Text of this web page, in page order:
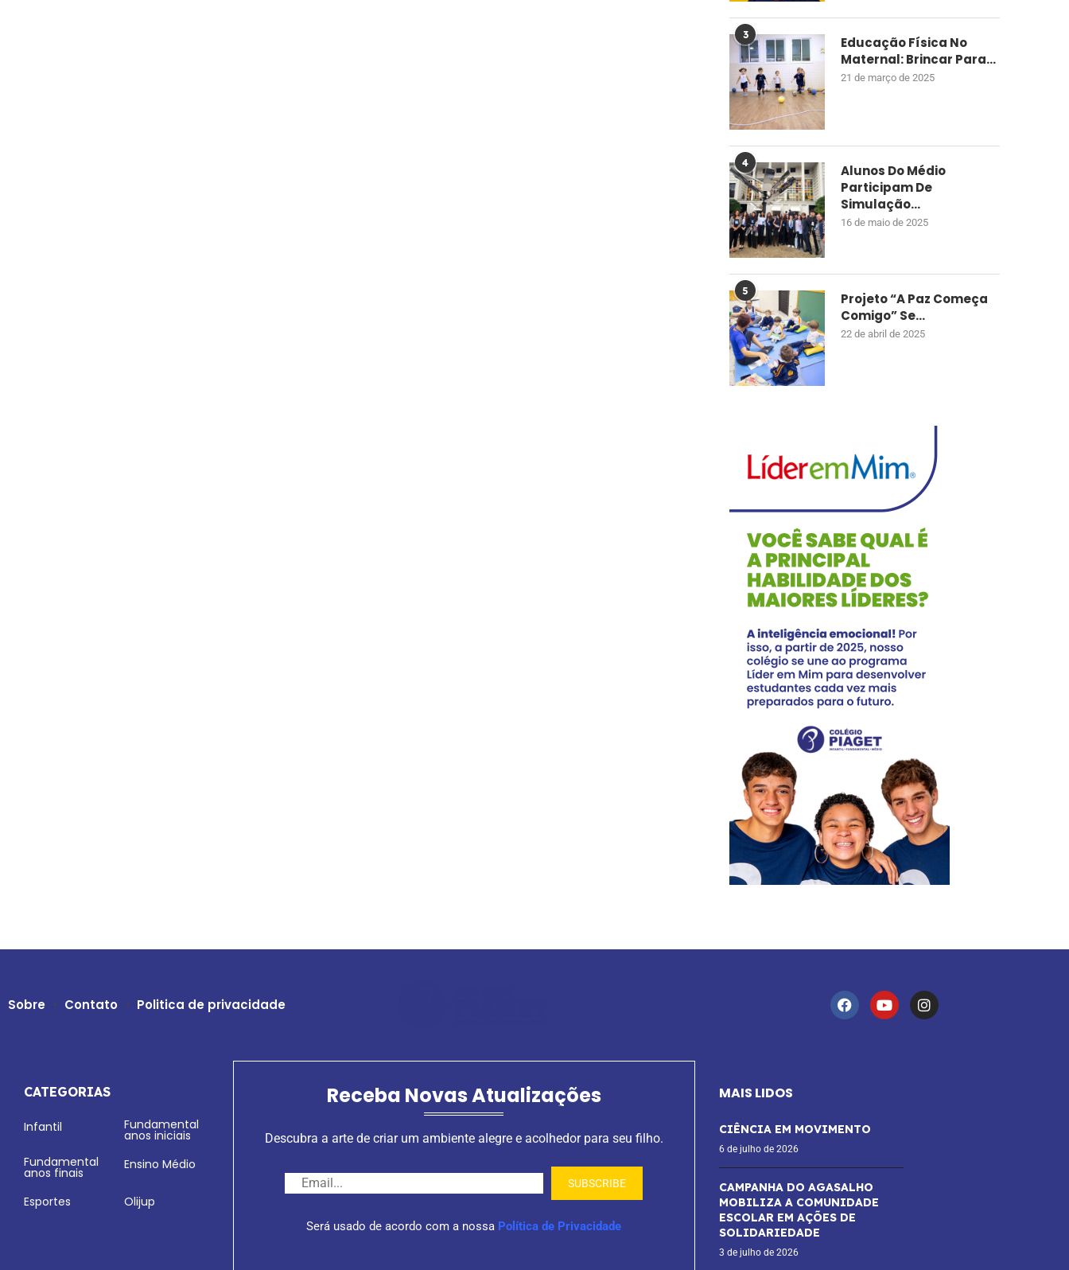
3
Educação Física No
Maternal: Brincar Para...
21 de março de 2025
4
Alunos Do Médio
Participam De
Simulação...
16 de maio de 2025
5
Projeto “A Paz Começa
Comigo” Se...
22 de abril de 2025
Sobre Contato Politica de privacidade
CATEGORIAS
Infantil Fundamental
anos iniciais
Fundamental
anos finais
Ensino Médio
Esportes Olijup
Receba Novas Atualizações
Descubra a arte de criar um ambiente alegre e acolhedor para seu filho.
Será usado de acordo com a nossa Política de Privacidade
MAIS LIDOS
CIÊNCIA EM MOVIMENTO
6 de julho de 2026
CAMPANHA DO AGASALHO
MOBILIZA A COMUNIDADE
ESCOLAR EM AÇÕES DE
SOLIDARIEDADE
3 de julho de 2026